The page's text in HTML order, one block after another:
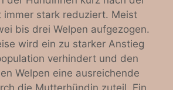
immer stark reduziert. Meist
bis drei Welpen aufgezogen.
wird ein zu starker Anstieg
verhindert und den
Welpen eine ausreichende